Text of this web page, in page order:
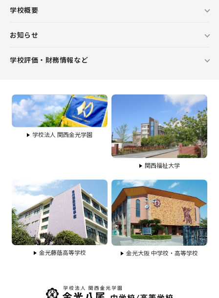
学校概要
お知らせ
学校評価・財務情報など
学校法人 関西金光学園
関西福祉大学
金光藤蔭高等学校 金光大阪 中学校・高等学校